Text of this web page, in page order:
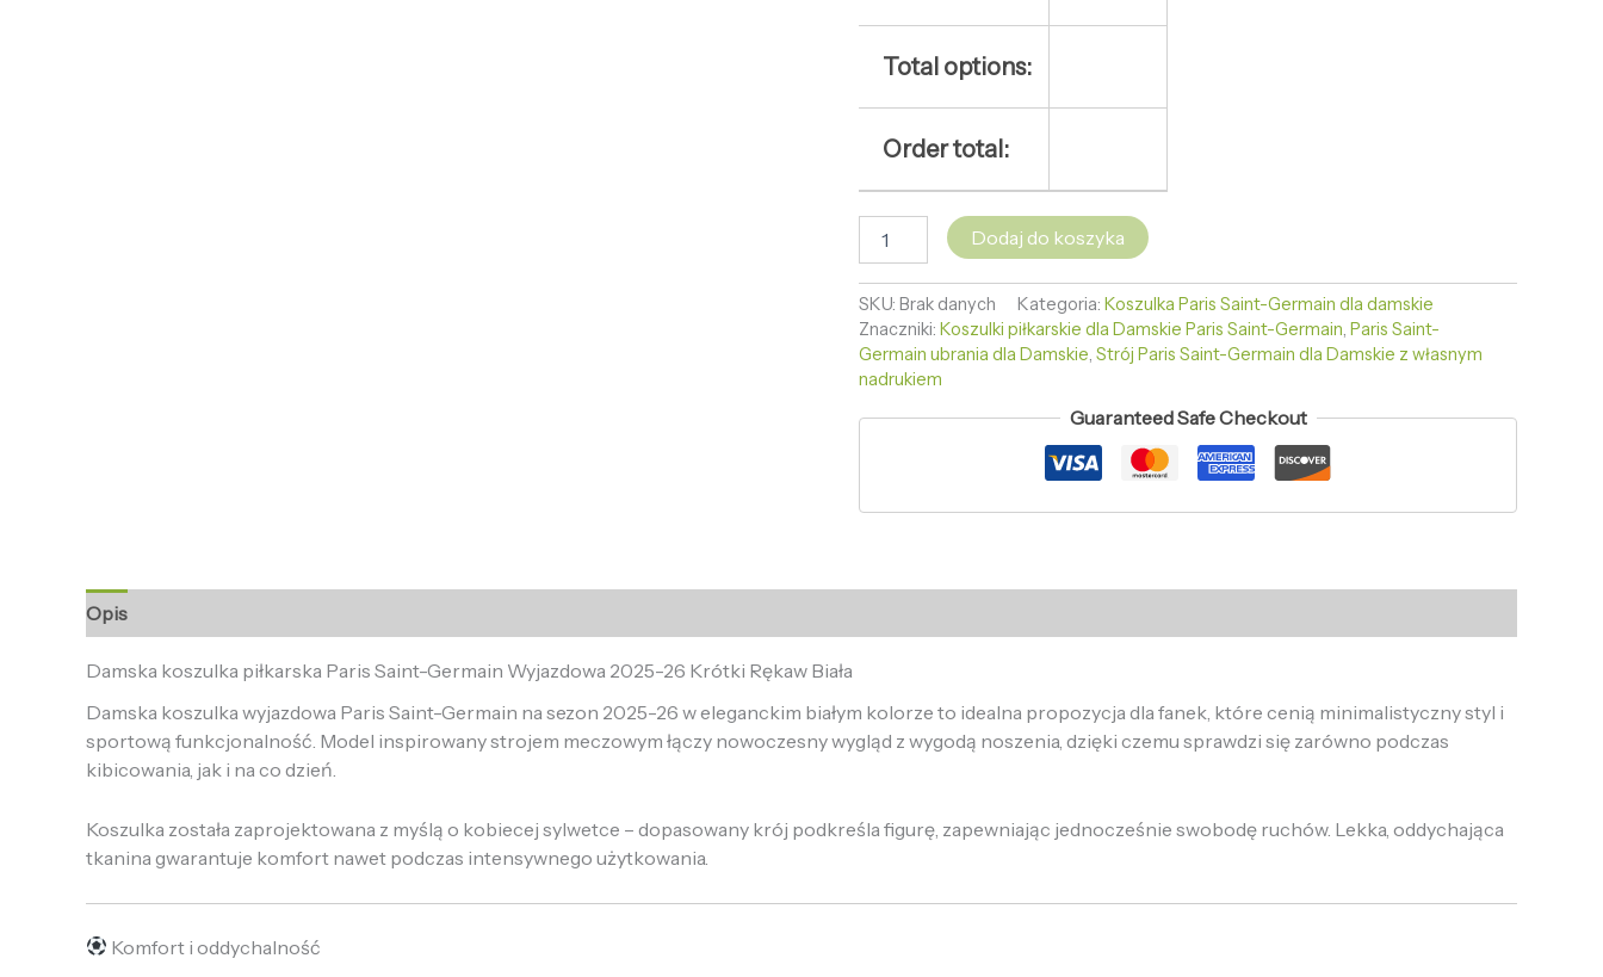
Total options:
Order total:
Dodaj do koszyka
SKU: Brak danych Kategoria: Koszulka Paris Saint-Germain dla damskie
Znaczniki: Koszulki piłkarskie dla Damskie Paris Saint-Germain, Paris Saint-
Germain ubrania dla Damskie, Strój Paris Saint-Germain dla Damskie z własnym
nadrukiem
Guaranteed Safe Checkout
Opis
Damska koszulka piłkarska Paris Saint-Germain Wyjazdowa 2025-26 Krótki Rękaw Biała
Damska koszulka wyjazdowa Paris Saint-Germain na sezon 2025-26 w eleganckim białym kolorze to idealna propozycja dla fanek, które cenią minimalistyczny styl i
sportową funkcjonalność. Model inspirowany strojem meczowym łączy nowoczesny wygląd z wygodą noszenia, dzięki czemu sprawdzi się zarówno podczas
kibicowania, jak i na co dzień.
Koszulka została zaprojektowana z myślą o kobiecej sylwetce – dopasowany krój podkreśla figurę, zapewniając jednocześnie swobodę ruchów. Lekka, oddychająca
tkanina gwarantuje komfort nawet podczas intensywnego użytkowania.
Komfort i oddychalność